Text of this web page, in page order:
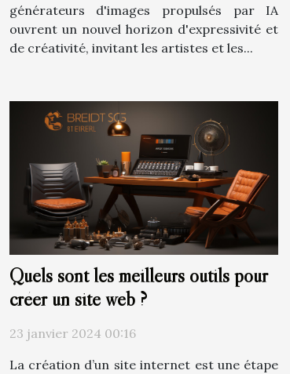
générateurs d'images propulsés par IA
ouvrent un nouvel horizon d'expressivité et
de créativité, invitant les artistes et les...
Quels sont les meilleurs outils pour
créer un site web ?
23 janvier 2024 00:16
La création d’un site internet est une étape